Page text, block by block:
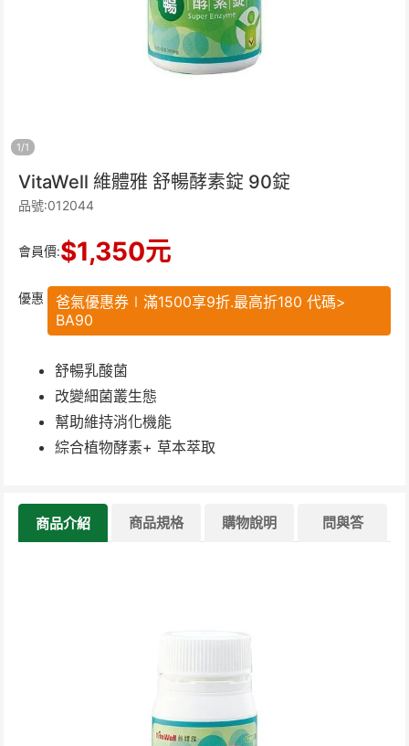
1/1
VitaWell 維體雅 舒暢酵素錠 90錠
品號:012044
會員價:$1,350元
優惠
爸氣優惠券∣滿1500享9折.最高折180 代碼>
BA90
舒暢乳酸菌
改變細菌叢生態
幫助維持消化機能
綜合植物酵素+ 草本萃取
商品介紹 商品規格 購物說明 問與答